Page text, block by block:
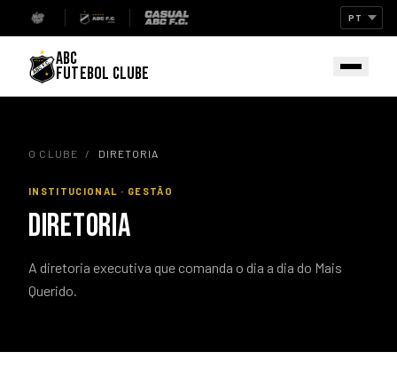
ABC
FUTEBOL CLUBE
O CLUBE / DIRETORIA
INSTITUCIONAL · GESTÃO
DIRETORIA
A diretoria executiva que comanda o dia a dia do Mais
Querido.